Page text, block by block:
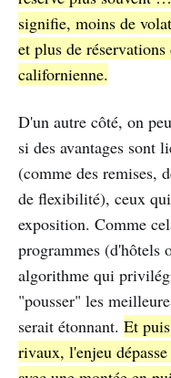
signifie, moins de
et plus de
californienne.
D'un autre côté, on
si des avantages sont
(comme des remises,
de flexibilité), ceux
exposition. Comme
programmes (d'hôtels
algorithme qui
"pousser" les
serait étonnant. Et
rivaux, l'enjeu